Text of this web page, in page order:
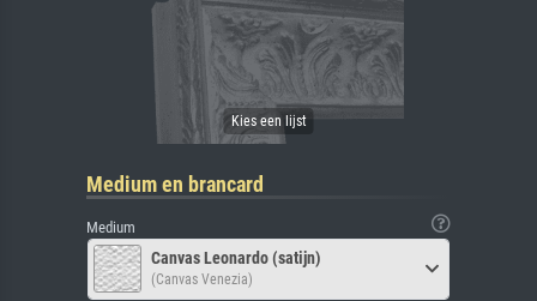
Medium en brancard
Medium
Canvas Leonardo (satijn)
(Canvas Venezia)